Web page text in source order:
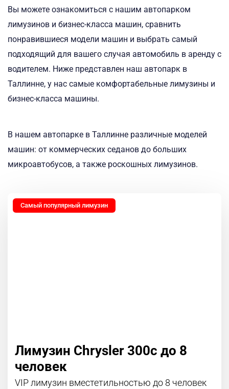
Вы можете ознакомиться с нашим автопарком
лимузинов и бизнес-класса машин, сравнить
понравившиеся модели машин и выбрать самый
подходящий для вашего случая автомобиль в аренду с
водителем. Ниже представлен наш автопарк в
Таллинне, у нас самые комфортабельные лимузины и
бизнес-класса машины.
В нашем автопарке в Таллинне различные моделей
машин: от коммерческих седанов до больших
микроавтобусов, а также роскошных лимузинов.
Самый популярный лимузин
Лимузин Chrysler 300c до 8
человек
VIP лимузин вместетильностью до 8 человек